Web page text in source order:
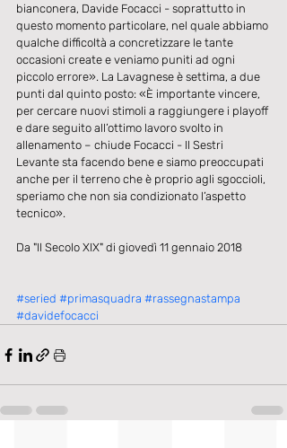
bianconera, Davide Focacci - soprattutto in
questo momento particolare, nel quale abbiamo
qualche difficoltà a concretizzare le tante
occasioni create e veniamo puniti ad ogni
piccolo errore». La Lavagnese è settima, a due
punti dal quinto posto: «È importante vincere,
per cercare nuovi stimoli a raggiungere i playoff
e dare seguito all’ottimo lavoro svolto in
allenamento – chiude Focacci - Il Sestri
Levante sta facendo bene e siamo preoccupati
anche per il terreno che è proprio agli sgoccioli,
speriamo che non sia condizionato l’aspetto
tecnico».
Da "Il Secolo XIX" di giovedì 11 gennaio 2018
#seried #primasquadra #rassegnastampa
#davidefocacci